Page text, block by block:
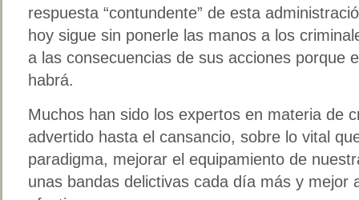
respuesta “contundente” de esta
hoy sigue sin ponerle las manos a los
a las consecuencias de sus acciones porque
habrá.
Muchos han sido los expertos en materia de
advertido hasta el cansancio, sobre lo vital
paradigma, mejorar el equipamiento de
unas bandas delictivas cada día más y mejor